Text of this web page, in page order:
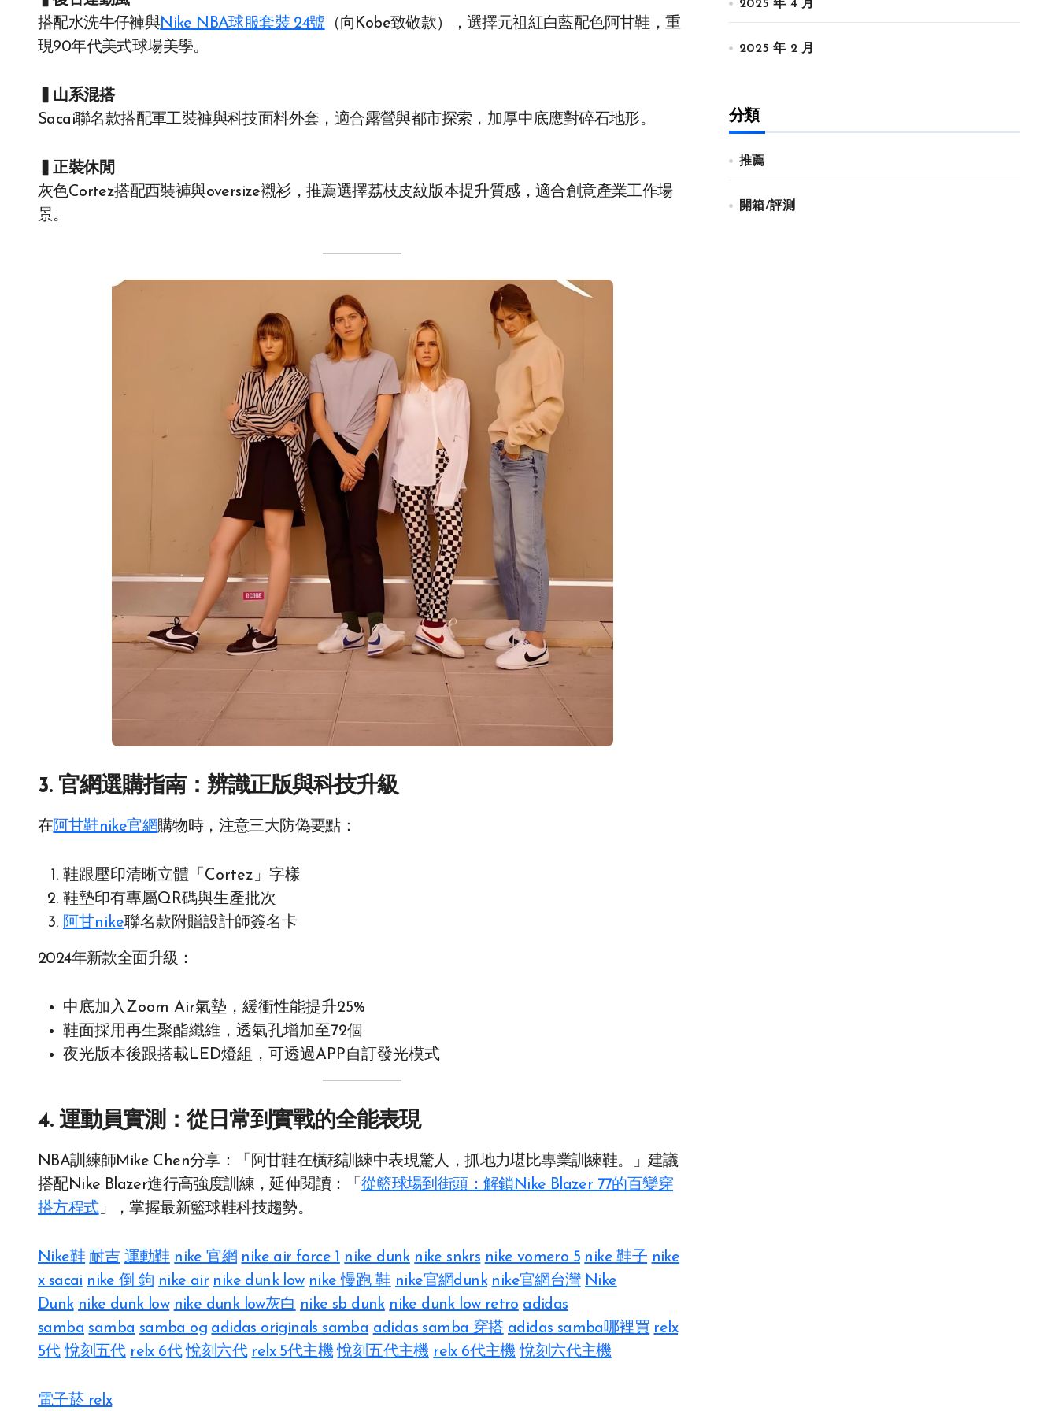
搭配水洗牛仔褲與Nike NBA球服套裝 24號 （向Kobe致敬款），選擇元祖紅白藍配色阿甘鞋，重
現90年代美式球場美學。
▍山系混搭
Sacai聯名款搭配軍工裝褲與科技面料外套，適合露營與都市探索，加厚中底應對碎石地形。
▍正裝休閒
灰色Cortez搭配西裝褲與oversize襯衫，推薦選擇荔枝皮紋版本提升質感，適合創意產業工作場
景。
3. 官網選購指南：辨識正版與科技升級
在阿甘鞋nike官網購物時，注意三大防偽要點：
鞋跟壓印清晰立體「Cortez」字樣
鞋墊印有專屬QR碼與生產批次
阿甘nike聯名款附贈設計師簽名卡
2024年新款全面升級：
中底加入Zoom Air氣墊，緩衝性能提升25%
鞋面採用再生聚酯纖維，透氣孔增加至72個
夜光版本後跟搭載LED燈組，可透過APP自訂發光模式
4. 運動員實測：從日常到實戰的全能表現
NBA訓練師Mike Chen分享：「阿甘鞋在橫移訓練中表現驚人，抓地力堪比專業訓練鞋。」建議
搭配Nike Blazer進行高強度訓練，延伸閱讀：「 從籃球場到街頭：解鎖Nike Blazer 77的百變穿
搭方程式」，掌握最新籃球鞋科技趨勢。
Nike鞋 耐吉 運動鞋 nike 官網​ nike air force 1 nike dunk nike snkrs nike vomero 5 nike 鞋子​ nike
x sacai nike 倒 鉤 nike air​ nike dunk low nike 慢跑 鞋 nike官網dunk nike官網台灣 Nike
Dunk nike dunk low​ nike dunk low灰白 nike sb dunk nike dunk low retro adidas
samba samba samba og adidas originals samba adidas samba 穿搭 adidas samba哪裡買 relx
5代 悅刻五代 relx 6代 悅刻六代 relx 5代主機 悅刻五代主機 relx 6代主機 悅刻六代主機
電子菸 relx
2025 年 4 月
2025 年 2 月
分類
推薦
開箱/評測